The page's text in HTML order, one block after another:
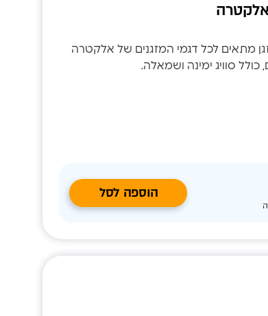
מתאים לכל דגמי המזגנים של אלקטרה
הוספה לסל